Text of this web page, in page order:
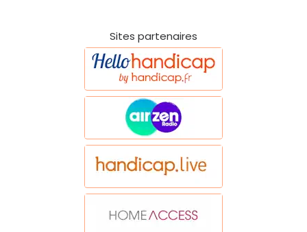
Sites partenaires